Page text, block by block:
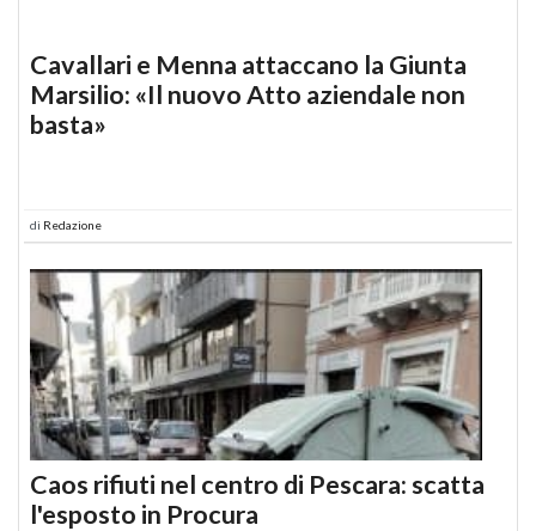
Cavallari e Menna attaccano la Giunta
Marsilio: «Il nuovo Atto aziendale non
basta»
di Redazione
Caos rifiuti nel centro di Pescara: scatta
l'esposto in Procura